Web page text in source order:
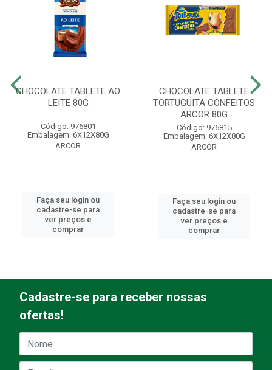
CHOCOLATE TABLETE AO
LEITE 80G
Código: 976801
Embalagem: 6X12X80G
ARCOR
Faça seu login ou
cadastre-se para
ver preços e
comprar
CHOCOLATE TABLETE
TORTUGUITA CONFEITOS
ARCOR 80G
Código: 976815
Embalagem: 6X12X80G
ARCOR
Faça seu login ou
cadastre-se para
ver preços e
comprar
Cadastre-se para receber nossas
ofertas!